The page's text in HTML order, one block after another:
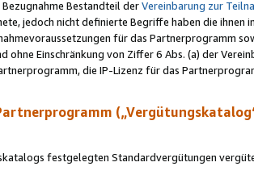
Bezugnahme Bestandteil derVereinbarung zur
jedoch nicht definierte Begriffe haben die ihnen
für das Partnerprogramm
Einschränkung von Ziffer 6 Abs. (a) der
die IP-Lizenz für das
festgelegten Standardvergütungen